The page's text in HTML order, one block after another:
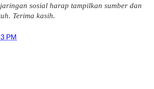
sosial harap tampilkan sumber dan
Terima kasih.
PM